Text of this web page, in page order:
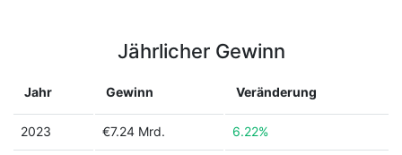
Jährlicher Gewinn
Jahr Gewinn Veränderung
2023 €7.24 Mrd. 6.22%